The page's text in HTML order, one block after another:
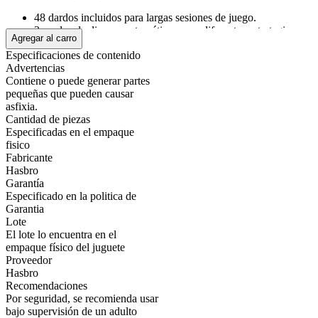
48 dardos incluidos para largas sesiones de juego.
3 modos de disparo automáticos para diferentes estrategias.
5 accesorios personalizables para un blaster único.
Diseño galáctico futurista que encanta a niños y
coleccionistas.
Ideal para batallas Nerf en interiores y exteriores.
Con el Nerf Loadout Galactic Commander, la diversión no tiene
límites. ¡Lleva la aventura al siguiente nivel y domina cada batalla!
Mostrar más
Agregar al carro
Especificaciones de contenido
Advertencias
Contiene o puede generar partes
pequeñas que pueden causar
asfixia.
Cantidad de piezas
Especificadas en el empaque
fisico
Fabricante
Hasbro
Garantía
Especificado en la politica de
Garantia
Lote
El lote lo encuentra en el
empaque físico del juguete
Proveedor
Hasbro
Recomendaciones
Por seguridad, se recomienda usar
bajo supervisión de un adulto